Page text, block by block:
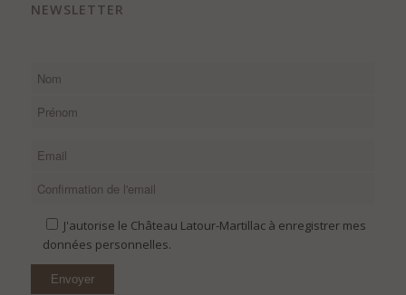
NEWSLETTER
J'autorise le Château Latour-Martillac à enregistrer mes
données personnelles.